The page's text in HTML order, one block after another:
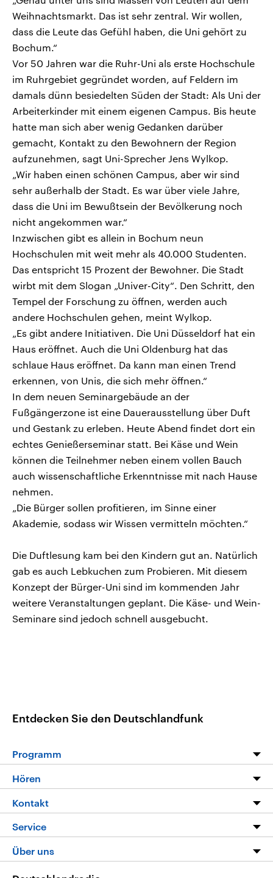
Weihnachtsmarkt. Das ist sehr zentral. Wir wollen,
dass die Leute das Gefühl haben, die Uni gehört zu
Bochum.“
Vor 50 Jahren war die Ruhr-Uni als erste Hochschule
im Ruhrgebiet gegründet worden, auf Feldern im
damals dünn besiedelten Süden der Stadt: Als Uni der
Arbeiterkinder mit einem eigenen Campus. Bis heute
hatte man sich aber wenig Gedanken darüber
gemacht, Kontakt zu den Bewohnern der Region
aufzunehmen, sagt Uni-Sprecher Jens Wylkop.
„Wir haben einen schönen Campus, aber wir sind
sehr außerhalb der Stadt. Es war über viele Jahre,
dass die Uni im Bewußtsein der Bevölkerung noch
nicht angekommen war.“
Inzwischen gibt es allein in Bochum neun
Hochschulen mit weit mehr als 40.000 Studenten.
Das entspricht 15 Prozent der Bewohner. Die Stadt
wirbt mit dem Slogan „Univer-City“. Den Schritt, den
Tempel der Forschung zu öffnen, werden auch
andere Hochschulen gehen, meint Wylkop.
„Es gibt andere Initiativen. Die Uni Düsseldorf hat ein
Haus eröffnet. Auch die Uni Oldenburg hat das
schlaue Haus eröffnet. Da kann man einen Trend
erkennen, von Unis, die sich mehr öffnen.“
In dem neuen Seminargebäude an der
Fußgängerzone ist eine Dauerausstellung über Duft
und Gestank zu erleben. Heute Abend findet dort ein
echtes Genießerseminar statt. Bei Käse und Wein
können die Teilnehmer neben einem vollen Bauch
auch wissenschaftliche Erkenntnisse mit nach Hause
nehmen.
„Die Bürger sollen profitieren, im Sinne einer
Akademie, sodass wir Wissen vermitteln möchten.“
Die Duftlesung kam bei den Kindern gut an. Natürlich
gab es auch Lebkuchen zum Probieren. Mit diesem
Konzept der Bürger-Uni sind im kommenden Jahr
weitere Veranstaltungen geplant. Die Käse- und Wein-
Seminare sind jedoch schnell ausgebucht.
Entdecken Sie den Deutschlandfunk
Programm
Die Nachrichten
Nachrichtenleicht
Neue Beiträge auf dlf.de
Hören
Livestream
Podcasts
Deutschlandfunk App
Kontakt
Hörerservice
Service
FAQ
Über uns